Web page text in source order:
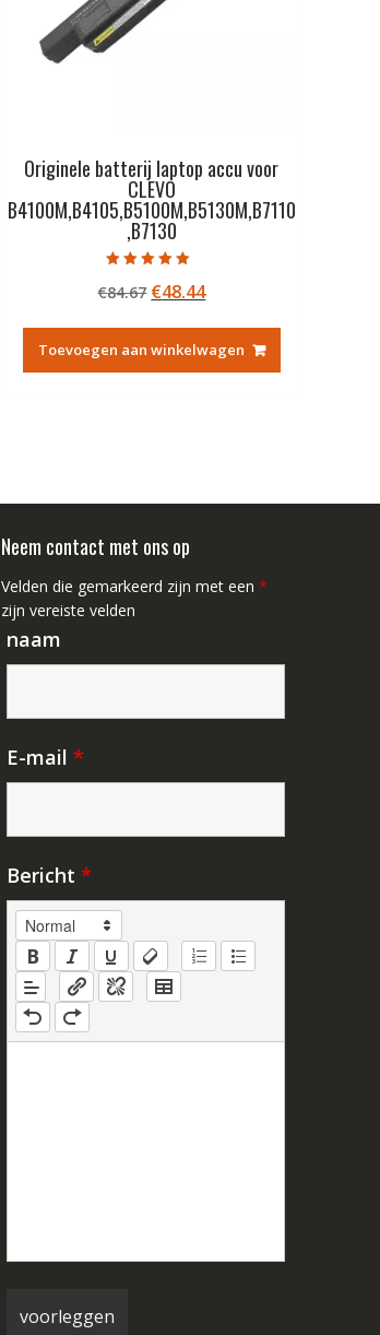
Originele batterij laptop accu voor
CLEVO
B4100M,B4105,B5100M,B5130M,B7110
,B7130
5.00
uit 5
€84.67 Oorspronkelijke
was:
€84.67.
€48.44Huidige
€48.44.
Toevoegen aan winkelwagen
Neem contact met ons op
Velden die gemarkeerd zijn met een *
zijn vereiste velden
naam
E-mail *
Bericht *